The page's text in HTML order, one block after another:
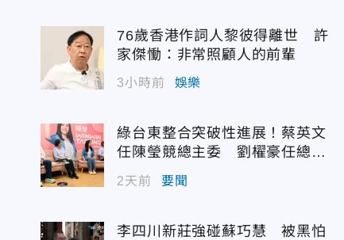
76歲香港作詞人黎彼得離世 許
家傑慟：非常照顧人的前輩
3小時前 娛樂
綠台東整合突破性進展！蔡英文
任陳瑩競總主委 劉櫂豪任總幹
2天前 要聞
李四川新莊強碰蘇巧慧 被黑怕